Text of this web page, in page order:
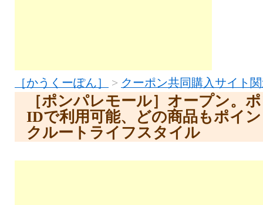
［かうくーぽん］ > クーポン共同購入サイト
［ポンパレモール］オープン。
IDで利用可能、どの商品もポイ
クルートライフスタイル